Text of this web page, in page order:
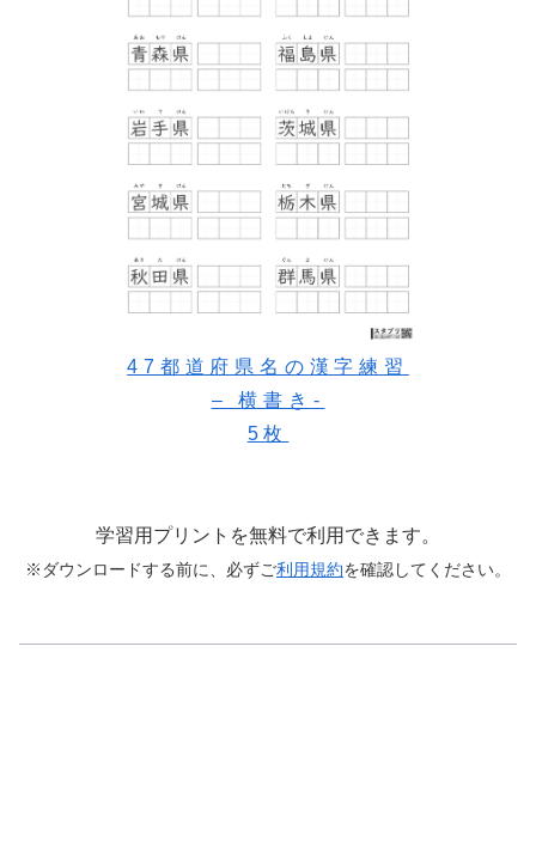
47都道府県名の漢字練習
– 横書き-
5枚
学習用プリントを無料で利用できます。
※ダウンロードする前に、必ずご利用規約を確認してください。